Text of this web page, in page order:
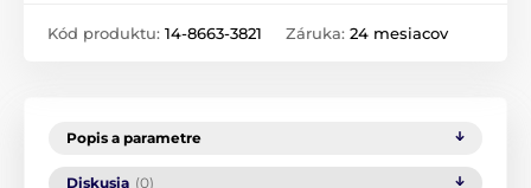
Kód produktu: 14-8663-3821 Záruka: 24 mesiacov
Popis a parametre
Diskusia (0)